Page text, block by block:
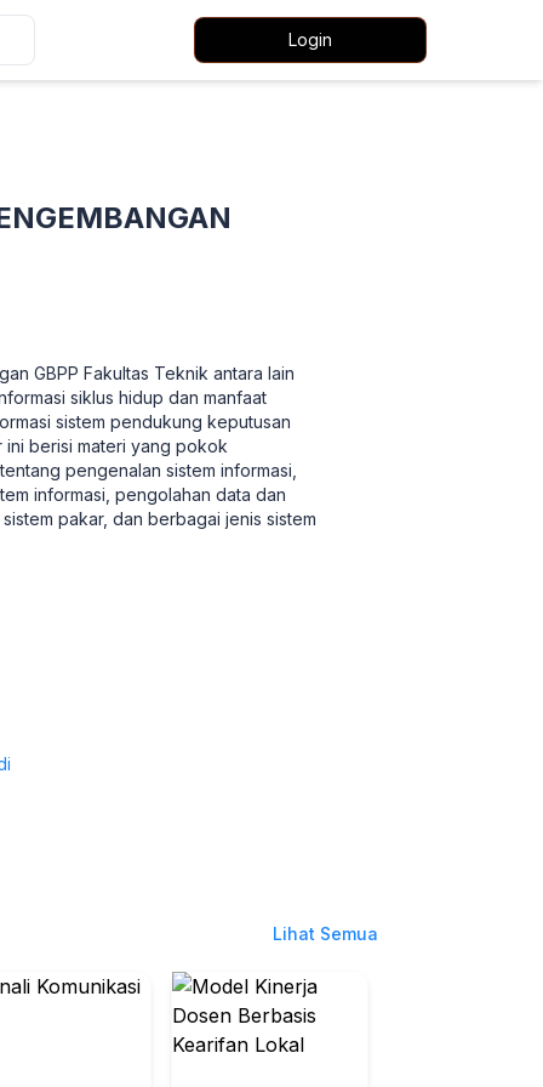
Login
GBPP Fakultas Teknik antara lain
siklus hidup dan manfaat
sistem pendukung keputusan
ini berisi materi yang pokok
pengenalan sistem informasi,
informasi, pengolahan data dan
pakar, dan berbagai jenis sistem
Lihat Semua